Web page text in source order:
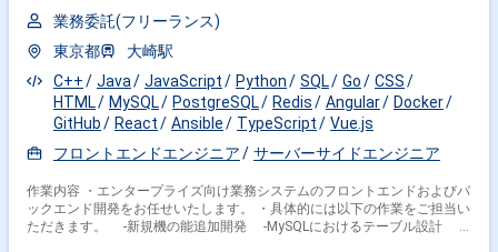
業務委託(フリーランス)
東京都
大崎駅
C++
Java JavaScript Python SQL Go
CSS
HTML
MySQL PostgreSQL Redis Angular
Docker
GitHub
React Ansible TypeScript
Vue.js
フロントエンドエンジニア
サーバーサイドエンジニア
作業内容 ・エンタープライズ向け業務システムのフロントエンドおよびバ
ックエンド開発をお任せいたします。 ・具体的には以下の作業をご担当い
ただきます。 -新規機の能追加開発 -MySQLにおけるテーブル設計 -